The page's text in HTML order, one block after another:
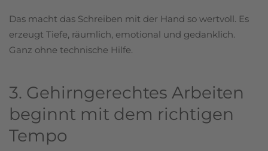
Das macht das Schreiben mit der Hand so wertvoll. Es
erzeugt Tiefe, räumlich, emotional und gedanklich.
Ganz ohne technische Hilfe.
3. Gehirngerechtes Arbeiten
beginnt mit dem richtigen
Tempo